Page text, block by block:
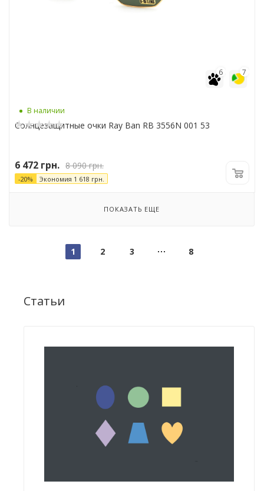
7
6
В наличии
Солнцезащитные очки Ray Ban RB 3556N 001 53
6 472 грн. 8 090грн.
-20% Экономия 1 618 грн.
ПОКАЗАТЬ ЕЩЕ
1 2 3 8
Статьи